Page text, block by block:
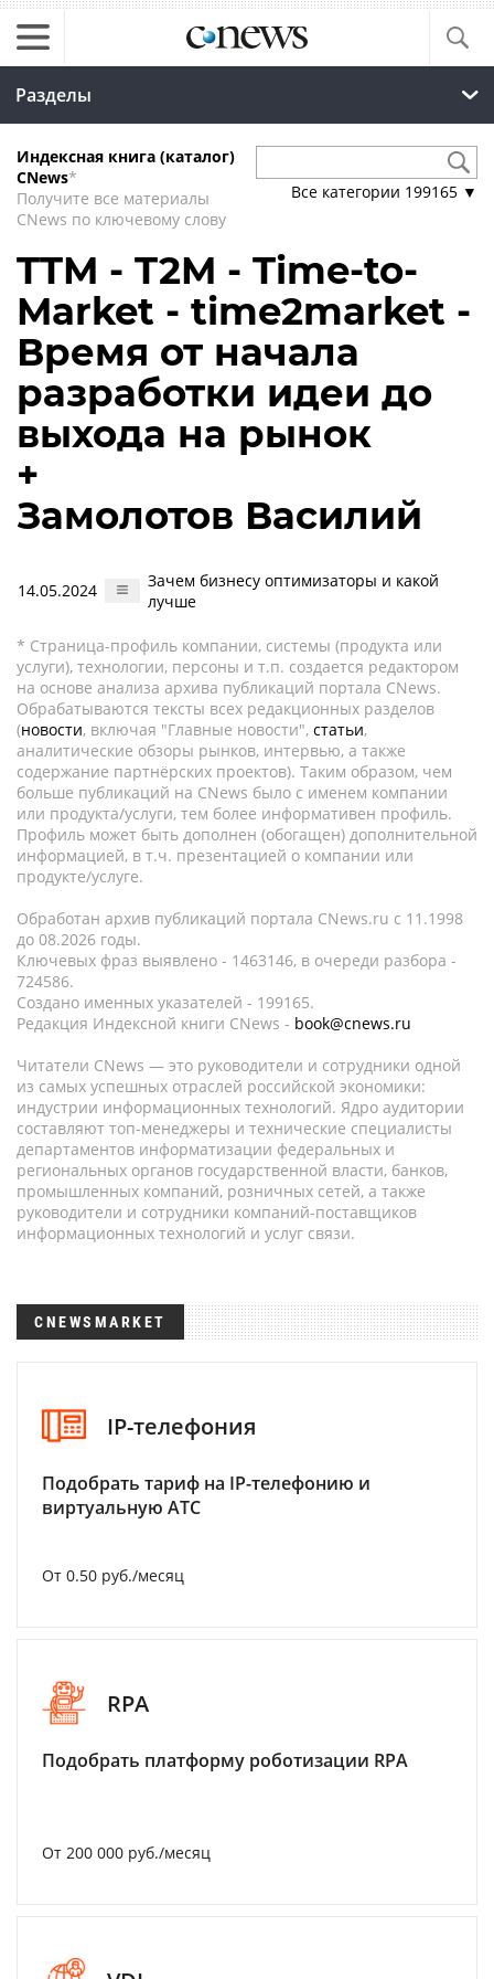
Разделы
Индексная книга (каталог)
CNews*
Получите все материалы
CNews по ключевому слову
Все категории 199165 ▼
TTM - T2M - Time-to-
Market - time2market -
Время от начала
разработки идеи до
выхода на рынок
+
Замолотов Василий
14.05.2024
Зачем бизнесу оптимизаторы и какой
лучше
* Страница-профиль компании, системы (продукта или
услуги), технологии, персоны и т.п. создается редактором
на основе анализа архива публикаций портала CNews.
Обрабатываются тексты всех редакционных разделов
(новости, включая "Главные новости", статьи,
аналитические обзоры рынков, интервью, а также
содержание партнёрских проектов). Таким образом, чем
больше публикаций на CNews было с именем компании
или продукта/услуги, тем более информативен профиль.
Профиль может быть дополнен (обогащен) дополнительной
информацией, в т.ч. презентацией о компании или
продукте/услуге.
Обработан архив публикаций портала CNews.ru c 11.1998
до 08.2026 годы.
Ключевых фраз выявлено - 1463146, в очереди разбора -
724586.
Создано именных указателей - 199165.
Редакция Индексной книги CNews - book@cnews.ru
Читатели CNews — это руководители и сотрудники одной
из самых успешных отраслей российской экономики:
индустрии информационных технологий. Ядро аудитории
составляют топ-менеджеры и технические специалисты
департаментов информатизации федеральных и
региональных органов государственной власти, банков,
промышленных компаний, розничных сетей, а также
руководители и сотрудники компаний-поставщиков
информационных технологий и услуг связи.
CNEWSMARKET
IP-телефония
Подобрать тариф на IP-телефонию и
виртуальную АТС
От 0.50 руб./месяц
RPA
Подобрать платформу роботизации RPA
От 200 000 руб./месяц